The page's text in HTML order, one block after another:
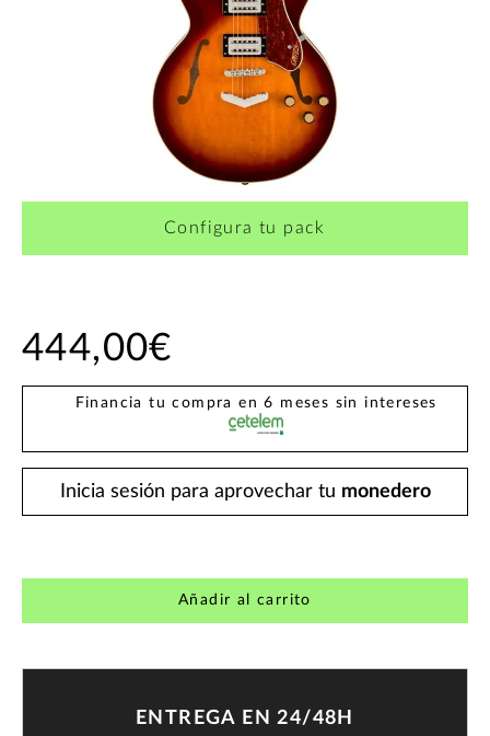
¿Quieres crearte tu propio pack?
Configura tu pack
444,00€
Financia tu compra en 6 meses sin intereses
Inicia sesión para aprovechar tu monedero
Añadir al carrito
ENTREGA EN 24/48H